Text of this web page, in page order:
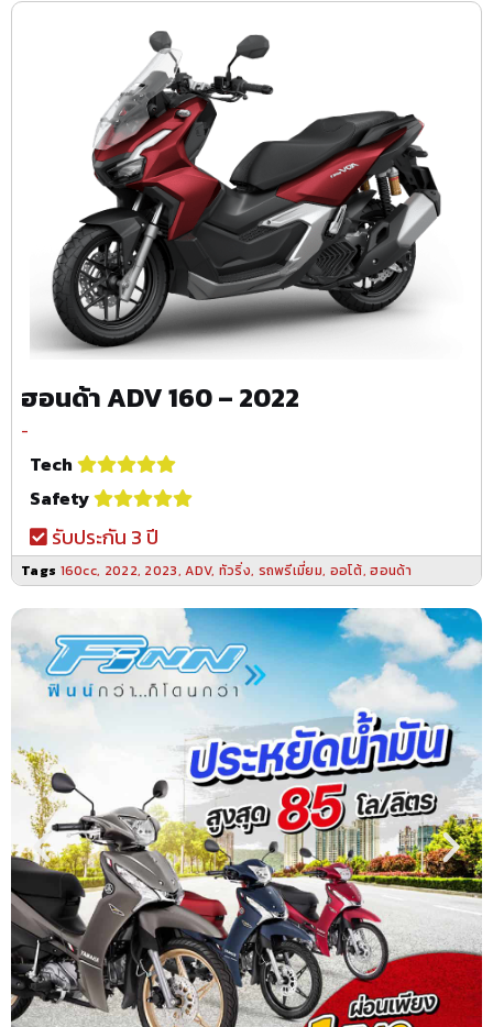
ฮอนด้า ADV 160 – 2022
-
Tech
Safety
รับประกัน 3 ปี
Tags 160cc, 2022, 2023,ADV, ทัวริ่ง, รถพรีเมี่ยม, ออโต้,ฮอนด้า